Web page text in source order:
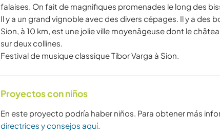
falaises. On fait de magnifiques promenades le long des
Il y a un grand vignoble avec des divers cépages. Il y a des
Sion, à 10 km, est une jolie ville moyenâgeuse dont le
sur deux collines.
Festival de musique classique Tibor Varga à Sion.
Proyectos con niños
En este proyecto podría haber niños. Para obtener más
directrices y consejos aquí.